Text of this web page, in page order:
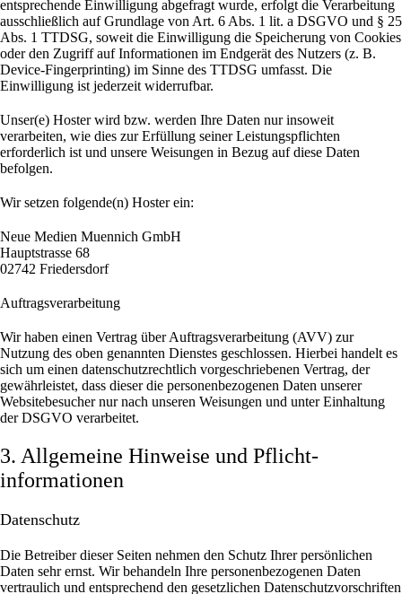
entsprechende Einwilligung abgefragt wurde, erfolgt die Verarbeitung
ausschließlich auf Grundlage von Art. 6 Abs. 1 lit. a DSGVO und § 25
Abs. 1 TTDSG, soweit die Einwilligung die Speicherung von Cookies
oder den Zugriff auf Informationen im Endgerät des Nutzers (z. B.
Device-Fingerprinting) im Sinne des TTDSG umfasst. Die
Einwilligung ist jederzeit widerrufbar.
Unser(e) Hoster wird bzw. werden Ihre Daten nur insoweit
verarbeiten, wie dies zur Erfüllung seiner Leistungspflichten
erforderlich ist und unsere Weisungen in Bezug auf diese Daten
befolgen.
Wir setzen folgende(n) Hoster ein:
Neue Medien Muennich GmbH
Hauptstrasse 68
02742 Friedersdorf
Auftragsverarbeitung
Wir haben einen Vertrag über Auftragsverarbeitung (AVV) zur
Nutzung des oben genannten Dienstes geschlossen. Hierbei handelt es
sich um einen datenschutzrechtlich vorgeschriebenen Vertrag, der
gewährleistet, dass dieser die personenbezogenen Daten unserer
Websitebesucher nur nach unseren Weisungen und unter Einhaltung
der DSGVO verarbeitet.
3. Allgemeine Hinweise und Pflicht­
informationen
Datenschutz
Die Betreiber dieser Seiten nehmen den Schutz Ihrer persönlichen
Daten sehr ernst. Wir behandeln Ihre personenbezogenen Daten
vertraulich und entsprechend den gesetzlichen Datenschutzvorschriften